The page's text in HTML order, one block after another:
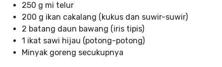
250 g mi telur
200 g ikan cakalang (kukus dan suwir-suwir)
2 batang daun bawang (iris tipis)
1 ikat sawi hijau (potong-potong)
Minyak goreng secukupnya